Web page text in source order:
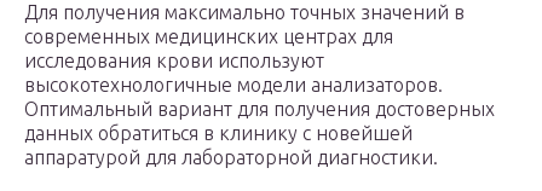
Для получения максимально точных значений в
современных медицинских центрах для
исследования крови используют
высокотехнологичные модели анализаторов.
Оптимальный вариант для получения достоверных
данных обратиться в клинику с новейшей
аппаратурой для лабораторной диагностики.